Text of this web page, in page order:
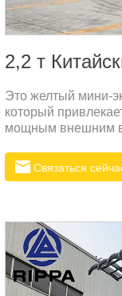
2,2 т
Это желтый мини-
который
мощным внешним
демонстрирует
аналогичным
вес:2000 кгДлина
ммМакс. радиус
копания2050
Связаться